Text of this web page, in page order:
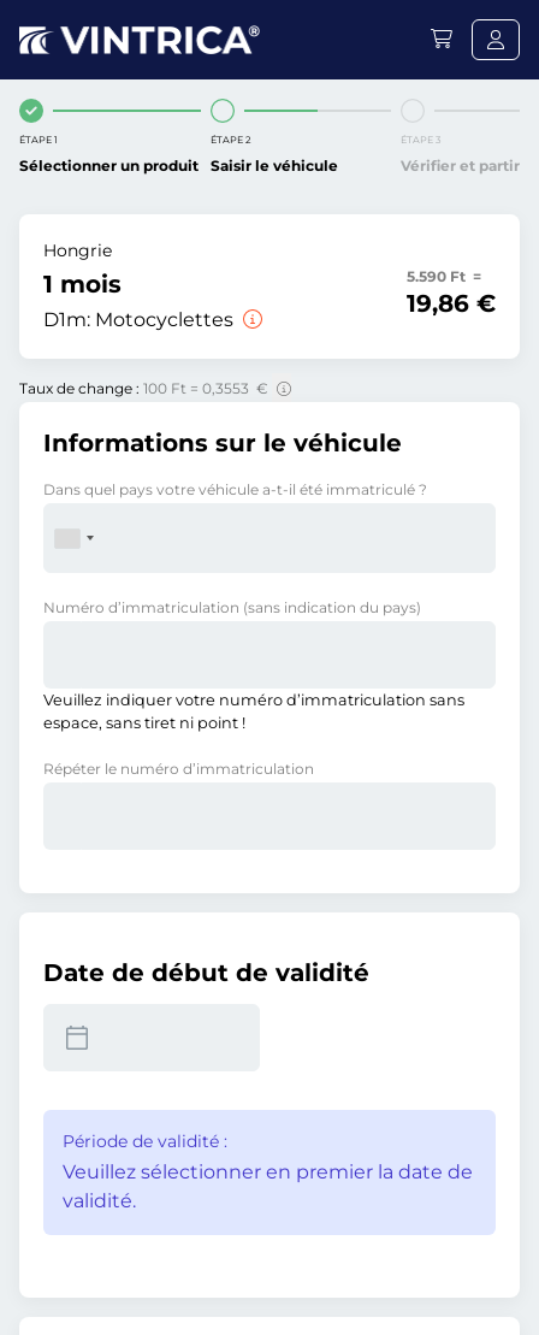
ÉTAPE 1
Sélectionner un produit
ÉTAPE 2
Saisir le véhicule
ÉTAPE 3
Vérifier et partir
Hongrie
1 mois
D1m: Motocyclettes
5.590 Ft =
19,86 €
Taux de change : 100 Ft = 0,3553 €
Informations sur le véhicule
Dans quel pays votre véhicule a-t-il été immatriculé ?
Numéro d’immatriculation (sans indication du pays)
Veuillez indiquer votre numéro d’immatriculation sans
espace, sans tiret ni point !
Répéter le numéro d’immatriculation
Date de début de validité
Période de validité :
Veuillez sélectionner en premier la date de
validité.